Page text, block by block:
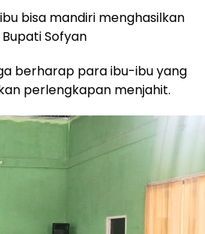
bisa mandiri menghasilkan
Sofyan
berharap para ibu-ibu yang
perlengkapan menjahit.